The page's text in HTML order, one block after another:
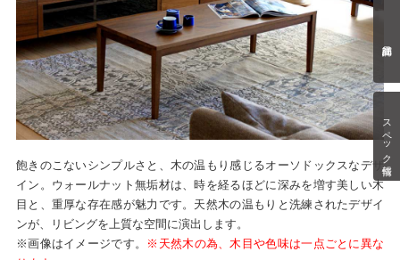
スペック情報
飽きのこないシンプルさと、木の温もり感じるオーソドックスなデザ
イン。ウォールナット無垢材は、時を経るほどに深みを増す美しい木
目と、重厚な存在感が魅力です。天然木の温もりと洗練されたデザイ
ンが、リビングを上質な空間に演出します。
※画像はイメージです。
※天然木の為、木目や色味は一点ごとに異な